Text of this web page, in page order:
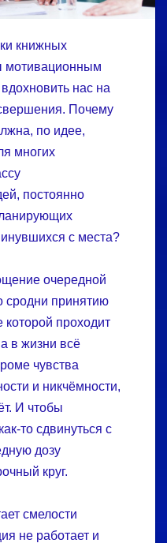
книжных
мотивационным
нас на
Почему
по идее,
многих
постоянно
с места?
очередной
сродни принятию
проходит
в жизни всё
чувства
и никчёмности,
И чтобы
то сдвинуться с
дозу
круг.
смелости
не работает и